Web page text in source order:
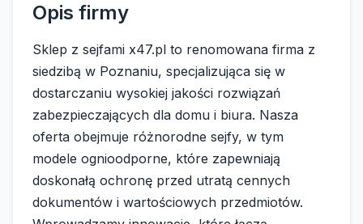
Opis firmy
Sklep z sejfami x47.pl to renomowana firma z
siedzibą w Poznaniu, specjalizująca się w
dostarczaniu wysokiej jakości rozwiązań
zabezpieczających dla domu i biura. Nasza
oferta obejmuje różnorodne sejfy, w tym
modele ognioodporne, które zapewniają
doskonałą ochronę przed utratą cennych
dokumentów i wartościowych przedmiotów.